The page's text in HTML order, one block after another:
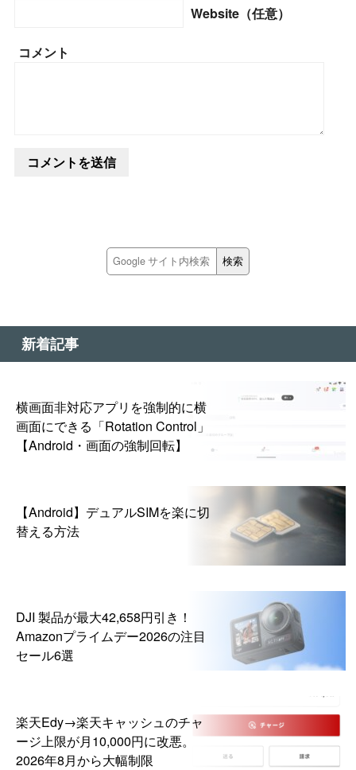
Website（任意）
コメント
新着記事
横画面非対応アプリを強制的に横
画面にできる「Rotation Control」
【Android・画面の強制回転】
【Android】デュアルSIMを楽に切
替える方法
DJI 製品が最大42,658円引き！
Amazonプライムデー2026の注目
セール6選
楽天Edy→楽天キャッシュのチャ
ージ上限が月10,000円に改悪。
2026年8月から大幅制限